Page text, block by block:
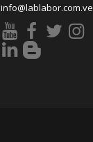
info@lablabor.com.ve